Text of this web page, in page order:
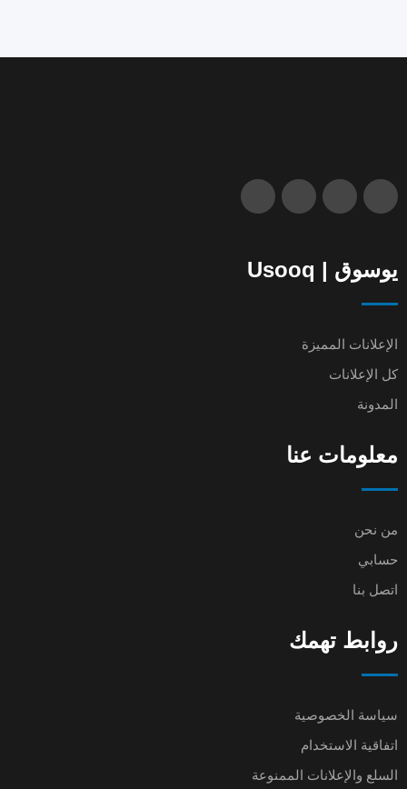
يوسوق | Usooq
الإعلانات المميزة
كل الإعلانات
المدونة
معلومات عنا
من نحن
حسابي
اتصل بنا
روابط تهمك
سياسة الخصوصية
اتفاقية الاستخدام
السلع والإعلانات الممنوعة